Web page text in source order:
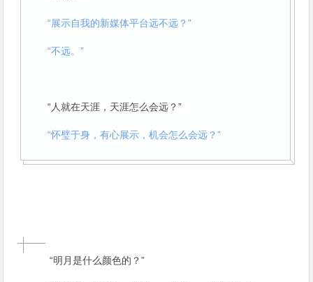
“展示自我的新媒体平台远不远？”
“不远。”
“人就在天涯，天涯怎么会远？”
“怀璧于身，有心展示，机会怎么会远？”
“明月是什么颜色的？”